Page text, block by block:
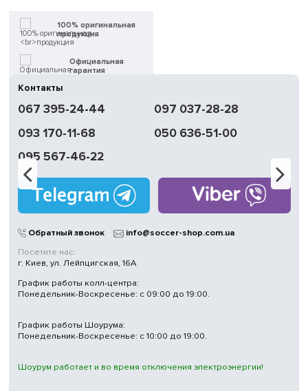
100% оригинальная
продукция
Официальная
гарантия
доставка
Обмен | Возвращение
без выходных
в Киеве
Контакты
067 395-24-44
097 037-28-28
093 170-11-68
050 636-51-00
095 567-46-22
Обратный звонок
info@soccer-shop.com.ua
Посетите нас:
г. Киев, ул. Лейпцигская, 16А
График работы колл-центра:
Понедельник-Воскресенье: с 09:00 до 19:00.
График работы Шоурума:
Понедельник-Воскресенье: с 10:00 до 19:00.
Шоурум работает и во время отключения электроэнергии!